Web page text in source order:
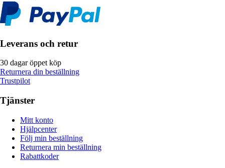
Leverans och retur
30 dagar öppet köp
Returnera din beställning
Trustpilot
Tjänster
Mitt konto
Hjälpcenter
Följ min beställning
Returnera min beställning
Rabattkoder